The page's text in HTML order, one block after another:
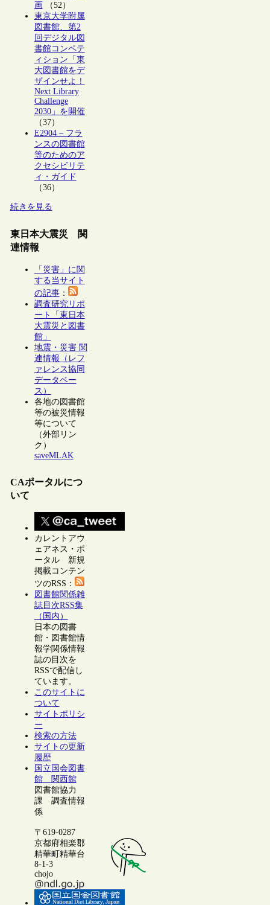
画 （52）
東京大学附属
図書館、第2
回デジタル図
書館コンペテ
ィション「東
大図書館をデ
ザインせよ！
Next Library
Challenge
2030」を開催
（37）
E2904 – フラ
ンスの図書館
等のためのア
クセシビリテ
ィ・ガイド
（36）
続きを見る
東日本大震災 関
連情報
「災害」に関
する当サイト
の記事：
調査研究リポ
ート「東日本
大震災と図書
館」
地震・災害 関
連情報（レフ
ァレンス協同
データベー
ス）
各地の図書館
等の被災情報
等について
（外部リン
ク）
saveMLAK
CAポータルにつ
いて
カレントアウ
ェアネス・ポ
ータル 新規
掲載コンテン
ツのRSS：
図書館関係雑
誌目次RSS集
（国内）
日本の図書
館・図書館情
報学関係情報
誌の目次を
RSSで配信し
ています。
このサイトに
ついて
サイトポリシ
ー
検索の方法
サイトの更新
履歴
国立国会図書
館 関西館
図書館協力
課 調査情報
係
〒619-0287
京都府相楽郡
精華町精華台
8-1-3
chojo